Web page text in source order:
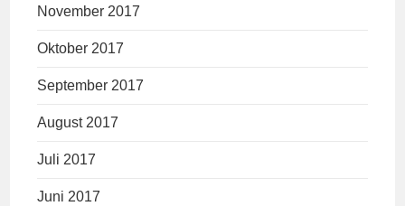
November 2017
Oktober 2017
September 2017
August 2017
Juli 2017
Juni 2017